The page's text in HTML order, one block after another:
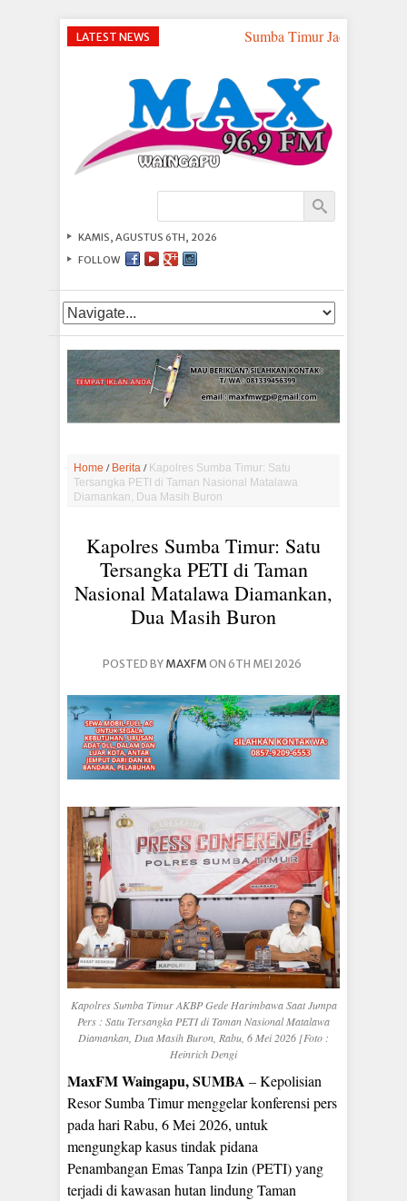
LATEST NEWS Sumba Timur Jadi Titik
KAMIS, AGUSTUS 6TH, 2026
FOLLOW
Home / Berita / Kapolres Sumba Timur: Satu
Tersangka PETI di Taman Nasional Matalawa
Diamankan, Dua Masih Buron
Kapolres Sumba Timur: Satu
Tersangka PETI di Taman
Nasional Matalawa Diamankan,
Dua Masih Buron
POSTED BY MAXFM ON 6TH MEI 2026
Kapolres Sumba Timur AKBP Gede Harimbawa Saat Jumpa
Pers : Satu Tersangka PETI di Taman Nasional Matalawa
Diamankan, Dua Masih Buron, Rabu, 6 Mei 2026 [Foto :
Heinrich Dengi
MaxFM Waingapu, SUMBA – Kepolisian
Resor Sumba Timur menggelar konferensi pers
pada hari Rabu, 6 Mei 2026, untuk
mengungkap kasus tindak pidana
Penambangan Emas Tanpa Izin (PETI) yang
terjadi di kawasan hutan lindung Taman